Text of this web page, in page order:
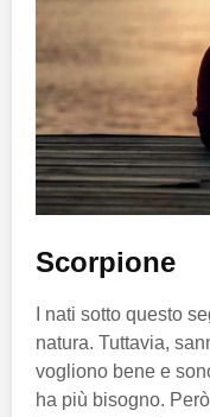
Scorpione
I nati sotto questo
natura. Tuttavia,
vogliono bene e
ha più bisogno.